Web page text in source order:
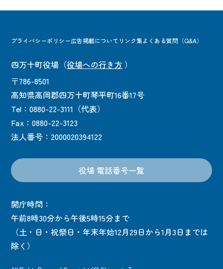
プライバシーポリシー広告掲載について リンク集よくある質問（Q&A）
四万十町役場 （役場への行き方 ）
〒786-8501
高知県高岡郡四万十町琴平町16番17号
Tel：0880-22-3111（代表）
Fax：0880-22-3123
法人番号：2000020394122
役場 電話番号一覧
開庁時間：
午前8時30分から午後5時15分まで
（土・日・祝祭日・年末年始12月29日から1月3日までは
除く）